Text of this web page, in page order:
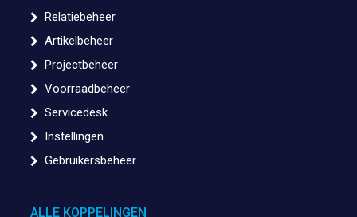
Relatiebeheer
Artikelbeheer
Projectbeheer
Voorraadbeheer
Servicedesk
Instellingen
Gebruikersbeheer
ALLE KOPPELINGEN